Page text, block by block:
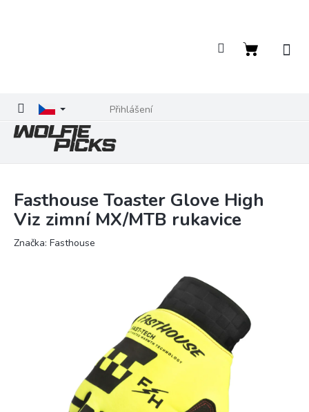
Přihlášení
Nákupní
Fasthouse Toaster Glove High
Viz zimní MX/MTB rukavice
Značka: Fasthouse